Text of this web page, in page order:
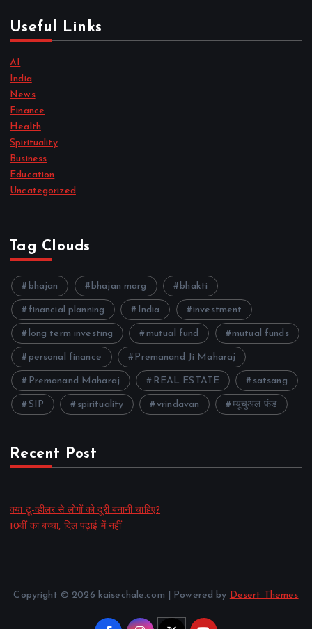
Useful Links
AI
India
News
Finance
Health
Spirituality
Business
Education
Uncategorized
Tag Clouds
bhajan bhajan marg bhakti
financial planning India investment
long term investing mutual fund mutual funds
personal finance Premanand Ji Maharaj
Premanand Maharaj REAL ESTATE satsang
SIP spirituality vrindavan म्यूचुअल फंड
Recent Post
क्या टू-व्हीलर से लोगों को दूरी बनानी चाहिए?
10वीं का बच्चा, दिल पढ़ाई में नहीं
Copyright © 2026 kaisechale.com | Powered by Desert Themes